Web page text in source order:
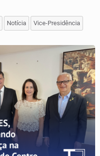
Notícia Vice-Presidência